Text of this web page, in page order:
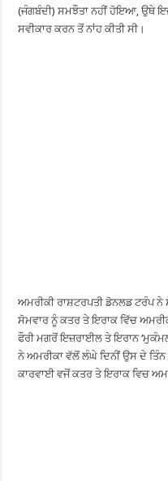
(ਜੰਗਬੰਦੀ) ਸਮਝੌਤਾ ਨਹੀਂ ਹੋਇਆ, ਉਥੇ
ਸਵੀਕਾਰ ਕਰਨ ਤੋਂ ਨਾਂਹ ਕੀਤੀ ਸੀ।
ਅਮਰੀਕੀ ਰਾਸ਼ਟਰਪਤੀ ਡੋਨਲਡ ਟਰੰਪ ਨੇ
ਸੋਮਵਾਰ ਨੂੰ ਕਤਰ ਤੇ ਇਰਾਕ ਵਿੱਚ
ਫੌਰੀ ਮਗਰੋਂ ਇਜ਼ਰਾਈਲ ਤੇ ਇਰਾਨ
ਨੇ ਅਮਰੀਕਾ ਵੱਲੋਂ ਲੰਘੇ ਦਿਨੀਂ ਉਸ ਦੇ ਤਿੰਨ
ਕਾਰਵਾਈ ਵਜੋਂ ਕਤਰ ਤੇ ਇਰਾਕ ਵਿਚ